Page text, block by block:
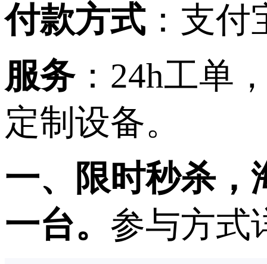
付款方式： 支付
服务： 24h工单
定制设备。
一、限时秒杀，
一台。 参与方式